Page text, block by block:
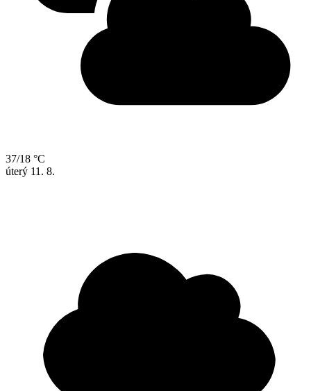
37/18 °C
úterý 11. 8.